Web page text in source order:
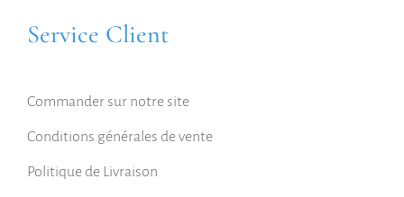
Service Client
Commander sur notre site
Conditions générales de vente
Politique de Livraison